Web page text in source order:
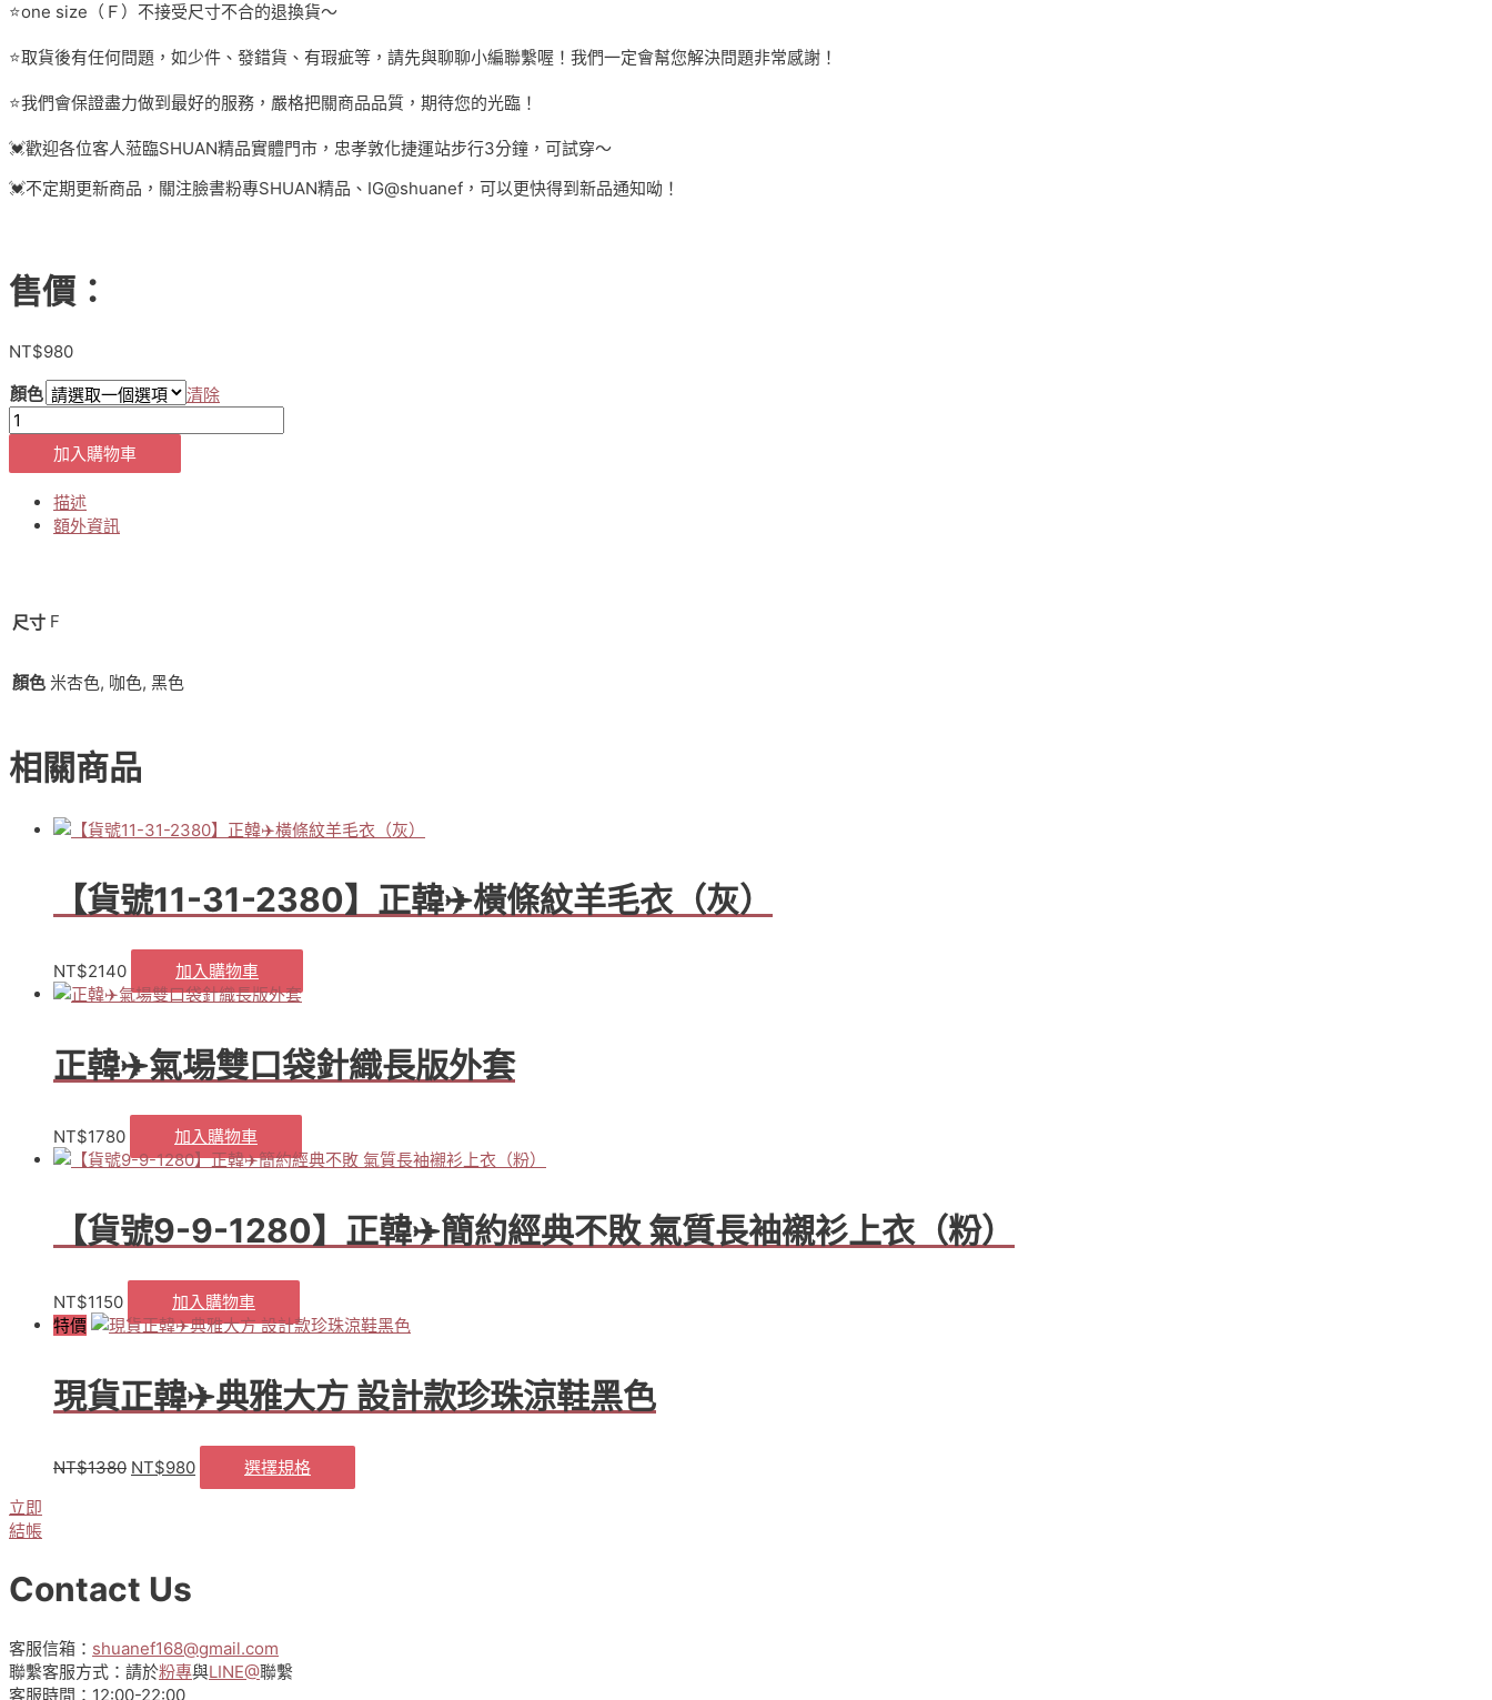
⭐️one size（Ｆ）不接受尺寸不合的退換貨～
⭐️取貨後有任何問題，如少件、發錯貨、有瑕疵等，請先與聊聊小編聯繫喔！我們一定會幫您解決問題非常感謝！
⭐️我們會保證盡力做到最好的服務，嚴格把關商品品質，期待您的光臨！
💓歡迎各位客人蒞臨SHUAN精品實體門市，忠孝敦化捷運站步行3分鐘，可試穿～
💓不定期更新商品，關注臉書粉專SHUAN精品、IG@shuanef，可以更快得到新品通知呦！
售價：
NT$980
顏色
清除
【貨
號
980】
寬
上
衣
可
愛
加入購物車
描述
額外資訊
尺寸 F
顏色 米杏色, 咖色, 黑色
相關商品
【貨號11-31-2380】正韓✈️橫條紋羊毛衣（灰）
NT$2140 加入購物車
正韓✈️氣場雙口袋針織長版外套
NT$1780 加入購物車
【貨號9-9-1280】正韓✈️簡約經典不敗 氣質長袖襯衫上衣（粉）
NT$1150
加入購物車
特價
現貨正韓✈️典雅大方 設計款珍珠涼鞋黑色
NT$1380 原
NT$980目
前
選擇規格
產
立即
結帳
Contact Us
客服信箱： shuanef168@gmail.com
聯繫客服方式：請於粉專與LINE@聯繫
客服時間：12:00-22:00